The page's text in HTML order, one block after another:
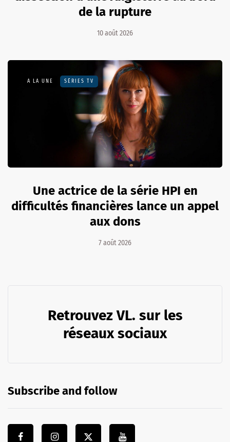
de la rupture
10 août 2026
A LA UNE SÉRIES TV
Une actrice de la série HPI en
difficultés financières lance un appel
aux dons
7 août 2026
Retrouvez VL. sur les
réseaux sociaux
Subscribe and follow